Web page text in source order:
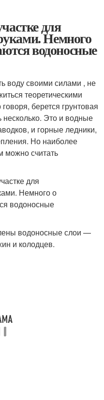
для
Немного
водоносные
воду своими силами , не
теоретическими
берется грунтовая
Это и водные
и горные ледники,
Но наиболее
можно считать
водоносные слои —
и колодцев.